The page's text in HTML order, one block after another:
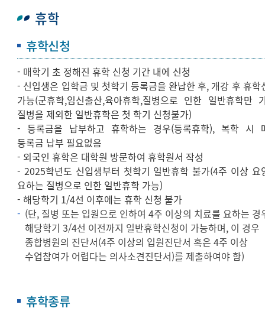
휴학
휴학신청
- 매학기 초 정해진 휴학 신청 기간 내에 신청
- 신입생은 입학금 및 첫학기 등록금을 완납한 후, 개강 후 휴학
가능(군휴학,임신출산,육아휴학,질병으로 인한 일반휴학만
질병을 제외한 일반휴학은 첫 학기 신청불가)
- 등록금을 납부하고 휴학하는 경우(등록휴학), 복학 시
등록금 납부 필요없음
- 외국인 휴학은 대학원 방문하여 휴학원서 작성
- 2025학년도 신입생부터 첫학기 일반휴학 불가(4주 이상 요
요하는 질병으로 인한 일반휴학 가능)
- 해당학기 1/4선 이후에는 휴학 신청 불가
(단, 질병 또는 입원으로 인하여 4주 이상의 치료를 요하는 경
해당학기 3/4선 이전까지 일반휴학신청이 가능하며, 이 경우
종합병원의 진단서(4주 이상의 입원진단서 혹은 4주 이상
수업참여가 어렵다는 의사소견진단서)를 제출하여야 함)
휴학종류